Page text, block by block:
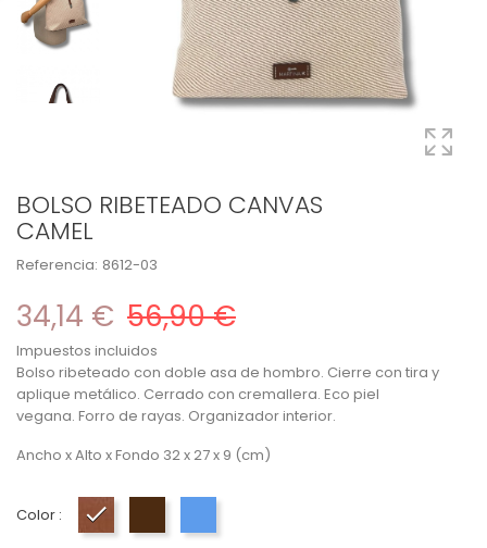
BOLSO RIBETEADO CANVAS
CAMEL
Referencia: 8612-03
34,14 € 56,90 €
Impuestos incluidos
Bolso ribeteado con doble asa de hombro. Cierre con tira y
aplique metálico. Cerrado con cremallera. Eco piel
vegana. Forro de rayas. Organizador interior.
Ancho x Alto x Fondo 32 x 27 x 9 (cm)
Color :